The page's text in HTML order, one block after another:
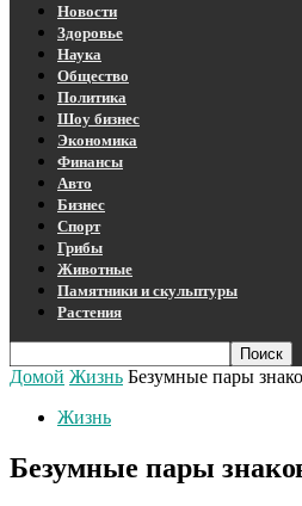
Новости
Здоровье
Наука
Общество
Политика
Шоу бизнес
Экономика
Финансы
Авто
Бизнес
Спорт
Грибы
Животные
Памятники и скульптуры
Растения
Домой Жизнь Безумные пары
Жизнь
Безумные пары